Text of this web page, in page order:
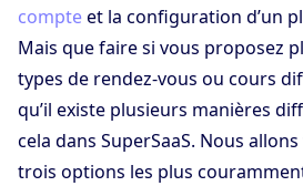
compteet la configuration d’un
Mais que faire si vous proposez
types de rendez-vous ou cours
qu’il existe plusieurs manières
cela dans SuperSaaS. Nous
trois options les plus